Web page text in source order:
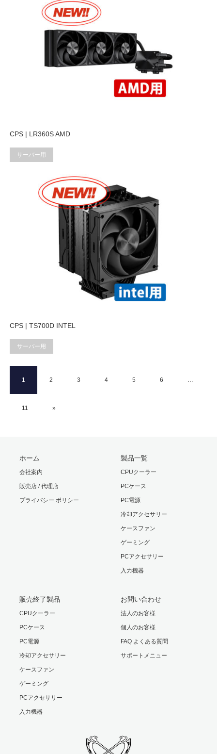
CPS | LR360S AMD
サーバー用
CPS | TS700D INTEL
サーバー用
1 2 3 4 5 6
11 »
ホーム
会社案内
販売店 / 代理店
プライバシー ポリシー
製品一覧
CPUクーラー
PCケース
PC電源
冷却アクセサリー
ケースファン
ゲーミング
PCアクセサリー
入力機器
販売終了製品
CPUクーラー
PCケース
PC電源
冷却アクセサリー
ケースファン
ゲーミング
PCアクセサリー
入力機器
お問い合わせ
法人のお客様
個人のお客様
FAQ よくある質問
サポートメニュー